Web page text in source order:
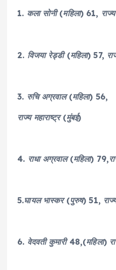
1. कला सोनी (महिला) 61,
2. विजया रेड्डी (महिला) 57,
3. रुचि अग्रवाल (महिला) 56,
राज्य महाराष्ट्र (मुंबई)
4. राधा अग्रवाल (महिला)
5.घायल भास्कर (पुरुष) 51,
6. वेदवती कुमारी 48,(महिला)